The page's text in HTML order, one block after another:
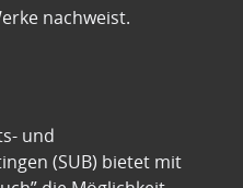
nachweist.
und
(SUB) bietet mit